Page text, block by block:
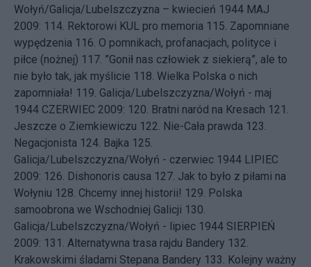
Wołyń/Galicja/Lubelszczyzna – kwiecień 1944 MAJ
2009: 114. Rektorowi KUL pro memoria 115. Zapomniane
wypędzenia 116. O pomnikach, profanacjach, polityce i
piłce (nożnej) 117. ”Gonił nas człowiek z siekierą”, ale to
nie było tak, jak myślicie 118. Wielka Polska o nich
zapomniała! 119. Galicja/Lubelszczyzna/Wołyń - maj
1944 CZERWIEC 2009: 120. Bratni naród na Kresach 121.
Jeszcze o Ziemkiewiczu 122. Nie-Cała prawda 123.
Negacjonista 124. Bajka 125.
Galicja/Lubelszczyzna/Wołyń - czerwiec 1944 LIPIEC
2009: 126. Dishonoris causa 127. Jak to było z piłami na
Wołyniu 128. Chcemy innej historii! 129. Polska
samoobrona we Wschodniej Galicji 130.
Galicja/Lubelszczyzna/Wołyń - lipiec 1944 SIERPIEŃ
2009: 131. Alternatywna trasa rajdu Bandery 132.
Krakowskimi śladami Stepana Bandery 133. Kolejny ważny